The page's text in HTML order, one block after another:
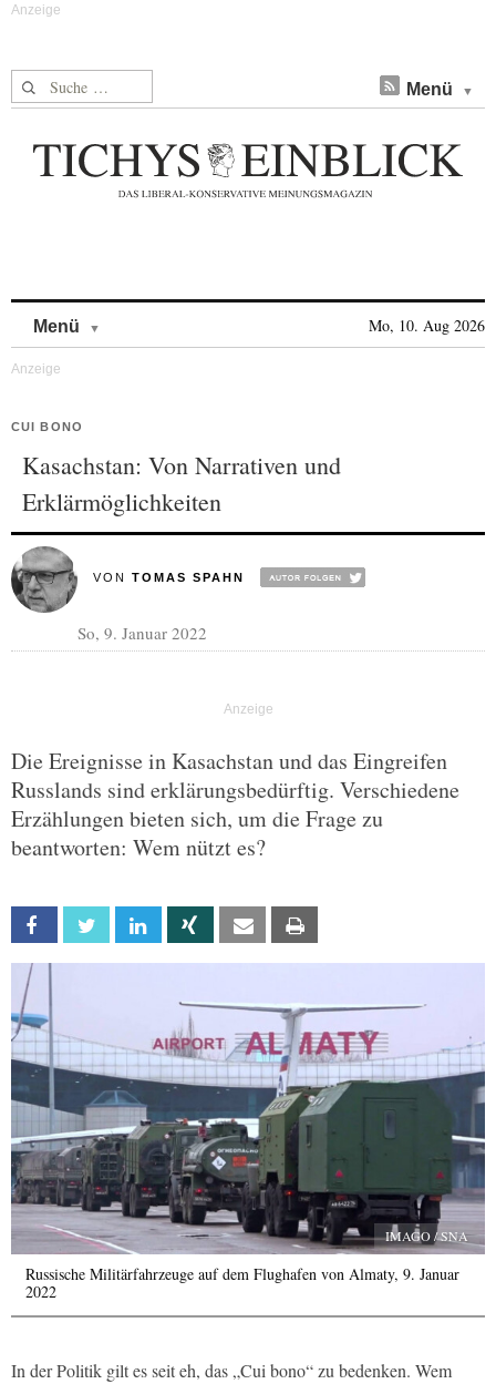
Suche nach: Menü
Menü Mo, 10. Aug 2026
CUI BONO
Kasachstan: Von Narrativen und
Erklärmöglichkeiten
VON TOMAS SPAHN
So, 9. Januar 2022
Die Ereignisse in Kasachstan und das Eingreifen
Russlands sind erklärungsbedürftig. Verschiedene
Erzählungen bieten sich, um die Frage zu
beantworten: Wem nützt es?
Facebook Twitter Linkedin Xing Email
IMAGO / SNA
Russische Militärfahrzeuge auf dem Flughafen von Almaty, 9. Januar
2022
In der Politik gilt es seit eh, das „Cui bono“ zu bedenken. Wem